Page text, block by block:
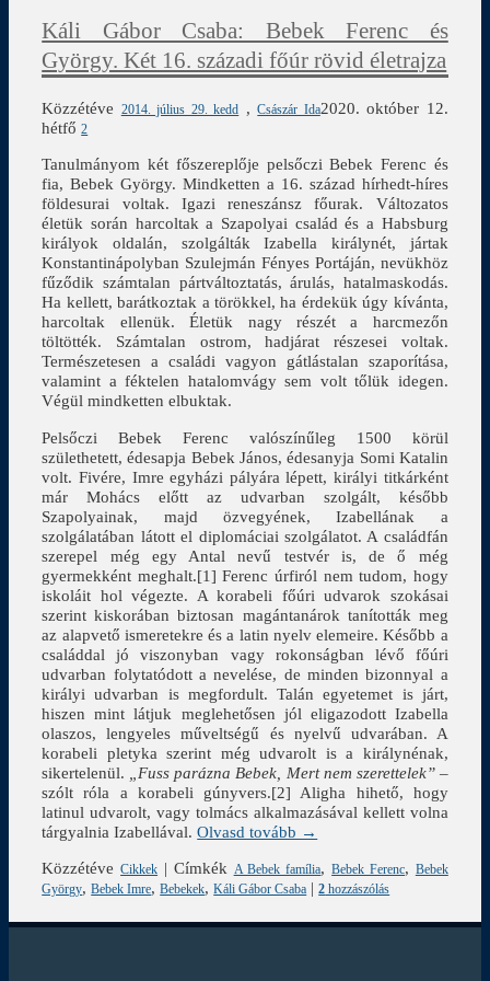
Káli Gábor Csaba: Bebek Ferenc és
György. Két 16. századi főúr rövid életrajza
Közzétéve 2014. július 29. kedd ,Császár Ida2020. október 12.
hétfő 2
Tanulmányom két főszereplője pelsőczi Bebek Ferenc és
fia, Bebek György. Mindketten a 16. század hírhedt-híres
földesurai voltak. Igazi reneszánsz főurak. Változatos
életük során harcoltak a Szapolyai család és a Habsburg
királyok oldalán, szolgálták Izabella királynét, jártak
Konstantinápolyban Szulejmán Fényes Portáján, nevükhöz
fűződik számtalan pártváltoztatás, árulás, hatalmaskodás.
Ha kellett, barátkoztak a törökkel, ha érdekük úgy kívánta,
harcoltak ellenük. Életük nagy részét a harcmezőn
töltötték. Számtalan ostrom, hadjárat részesei voltak.
Természetesen a családi vagyon gátlástalan szaporítása,
valamint a féktelen hatalomvágy sem volt tőlük idegen.
Végül mindketten elbuktak.
Pelsőczi Bebek Ferenc valószínűleg 1500 körül
születhetett, édesapja Bebek János, édesanyja Somi Katalin
volt. Fivére, Imre egyházi pályára lépett, királyi titkárként
már Mohács előtt az udvarban szolgált, később
Szapolyainak, majd özvegyének, Izabellának a
szolgálatában látott el diplomáciai szolgálatot. A családfán
szerepel még egy Antal nevű testvér is, de ő még
gyermekként meghalt.[1] Ferenc úrfiról nem tudom, hogy
iskoláit hol végezte. A korabeli főúri udvarok szokásai
szerint kiskorában biztosan magántanárok tanították meg
az alapvető ismeretekre és a latin nyelv elemeire. Később a
családdal jó viszonyban vagy rokonságban lévő főúri
udvarban folytatódott a nevelése, de minden bizonnyal a
királyi udvarban is megfordult. Talán egyetemet is járt,
hiszen mint látjuk meglehetősen jól eligazodott Izabella
olaszos, lengyeles műveltségű és nyelvű udvarában. A
korabeli pletyka szerint még udvarolt is a királynénak,
sikertelenül.
„Fuss parázna Bebek, Mert nem szerettelek”–
szólt róla a korabeli gúnyvers.[2] Aligha hihető, hogy
latinul udvarolt, vagy tolmács alkalmazásával kellett volna
tárgyalnia Izabellával.Olvasd tovább →
Közzétéve Cikkek | Címkék A Bebek família,Bebek Ferenc, Bebek
György,Bebek Imre,Bebekek,Káli Gábor Csaba |2 hozzászólás